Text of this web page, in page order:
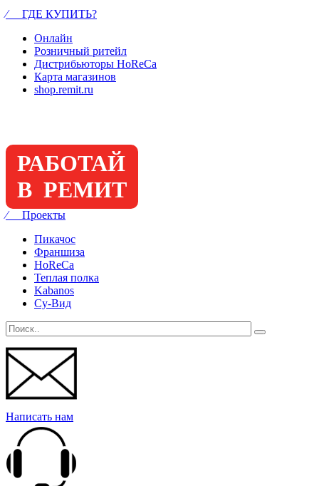
⁄ ГДЕ КУПИТЬ?
Онлайн
Розничный ритейл
Дистрибьюторы HoReCa
Карта магазинов
shop.remit.ru
РАБОТАЙ
В РЕМИТ
⁄ Проекты
Пикачос
Франшиза
HoReCa
Теплая полка
Kabanos
Су-Вид
Написать нам